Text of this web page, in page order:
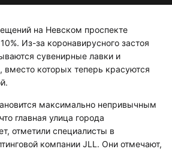
на Невском проспекте
Из-за коронавирусного застоя
сувенирные лавки и
вместо которых теперь красуются
максимально непривычным
главная улица города
отметили специалисты в
компании JLL. Они отмечают,